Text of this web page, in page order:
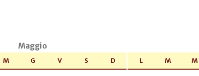
Maggio
M G V S D L M M